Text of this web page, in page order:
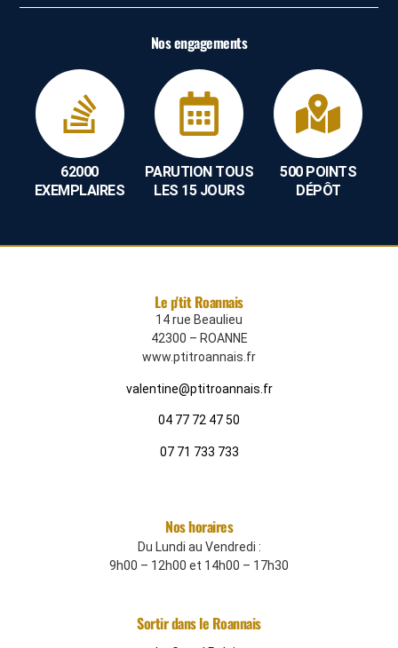
Nos engagements
62000
EXEMPLAIRES
PARUTION TOUS
LES 15 JOURS
500 POINTS
DÉPÔT
Le p'tit Roannais
14 rue Beaulieu
42300 – ROANNE
www.ptitroannais.fr
valentine@ptitroannais.fr
04 77 72 47 50
07 71 733 733
Nos horaires
Du Lundi au Vendredi :
9h00 – 12h00 et 14h00 – 17h30
Sortir dans le Roannais